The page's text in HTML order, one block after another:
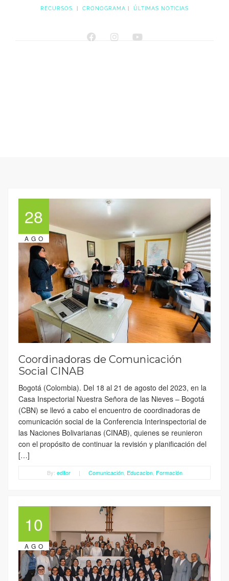
RECURSOS CRONOGRAMA ÚLTIMAS NOTICIAS
28
AGO
Coordinadoras de Comunicación
Social CINAB
Bogotá (Colombia). Del 18 al 21 de agosto del 2023, en la
Casa Inspectorial Nuestra Señora de las Nieves – Bogotá
(CBN) se llevó a cabo el encuentro de coordinadoras de
comunicación social de la Conferencia Interinspectorial de
las Naciones Bolivarianas (CINAB), quienes se reunieron
con el propósito de continuar la revisión y planificación del
[…]
By: editor | Comunicación, Educacion, Formación
10
AGO